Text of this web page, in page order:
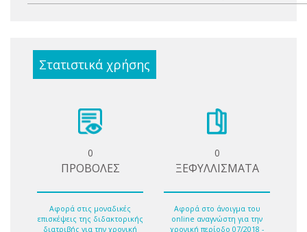
Στατιστικά χρήσης
0
ΠΡΟΒΟΛΕΣ
Αφορά στις μοναδικές
επισκέψεις της διδακτορικής
διατριβής για την χρονική
0
ΞΕΦΥΛΛΙΣΜΑΤΑ
Αφορά στο άνοιγμα του
online αναγνώστη για την
χρονική περίοδο 07/2018 -